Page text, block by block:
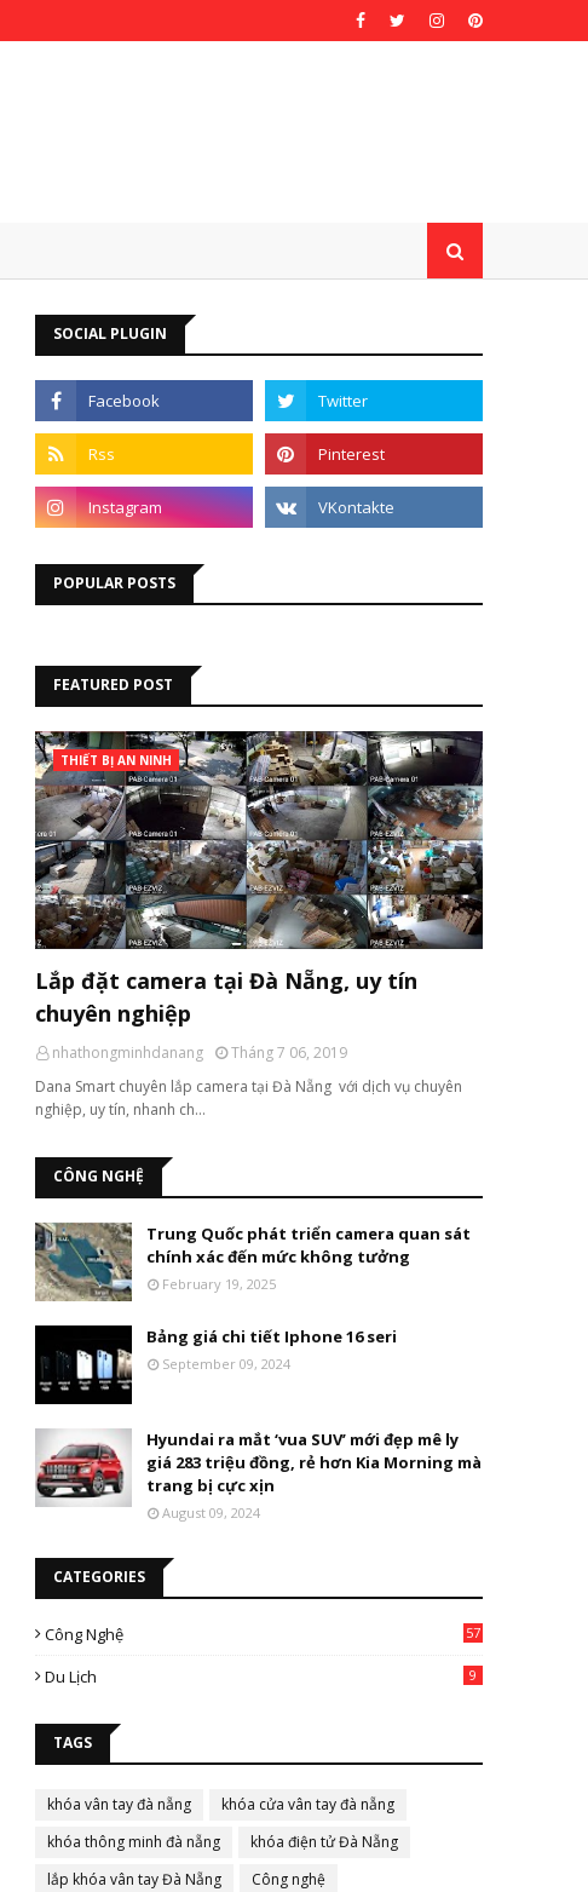
SOCIAL PLUGIN
POPULAR POSTS
FEATURED POST
THIẾT BỊ AN NINH
Lắp đặt camera tại Đà Nẵng, uy tín
chuyên nghiệp
nhathongminhdanang
Tháng 7 06, 2019
Dana Smart chuyên lắp camera tại Đà Nẵng với dịch vụ chuyên
nghiệp, uy tín, nhanh ch…
CÔNG NGHỆ
Trung Quốc phát triển camera quan sát
chính xác đến mức không tưởng
February 19, 2025
Bảng giá chi tiết Iphone 16 seri
September 09, 2024
Hyundai ra mắt ‘vua SUV’ mới đẹp mê ly
giá 283 triệu đồng, rẻ hơn Kia Morning mà
trang bị cực xịn
August 09, 2024
CATEGORIES
Công Nghệ 57
Du Lịch 9
TAGS
khóa vân tay đà nẵng
khóa cửa vân tay đà nẵng
khóa thông minh đà nẵng
khóa điện tử Đà Nẵng
lắp khóa vân tay Đà Nẵng
Công nghệ